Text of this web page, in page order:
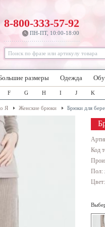
8-800-333-57-92
ПН-ПТ, 10:00-18:00
размеры Одежда
F G H I J K
Я Женские брюки Брюки для
Код
Пол: